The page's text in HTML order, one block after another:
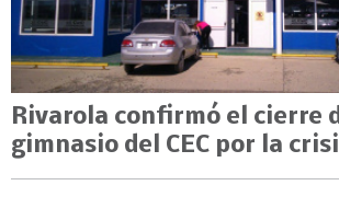
Rivarola confirmó el cierre
gimnasio del CEC por la